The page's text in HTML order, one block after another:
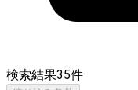
検索結果35件